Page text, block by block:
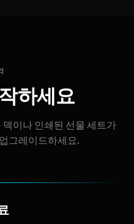
하세요
이나 인쇄된 선물 세트가
그레이드하세요.